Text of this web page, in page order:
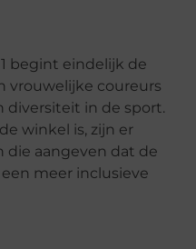
begint eindelijk de
vrouwelijke coureurs
diversiteit in de sport.
winkel is, zijn er
aangeven dat de
meer inclusieve